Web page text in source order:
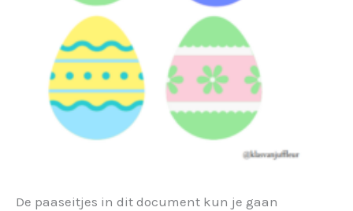
De paaseitjes in dit document kun je gaan